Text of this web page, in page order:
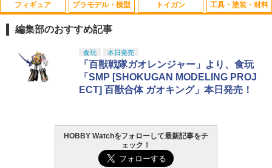
1
新品未開封 バンダイ(BANDAI) ONE PI
ECEカードゲーム 王族の血統【OP-10】
(BOX)24パック入り
￥15,480
ション Vol.1(BOX) (塗装済み完成品フィ
ギュア)
￥16,000
1
Carbon8 集光サイト HELLCAT4.3/M45
シリーズ 交換用パーツ [ グリーン ] カー
ボネイト ヘルキャット フロントサイト
サイト 光捕集サイト 光受容サイト 集光
ファイバー
￥2,700
Keymod ポリマーレールセット 6Pcs◆
BK キーモッド ポリマー樹脂製 20mmレ
ール 増設 拡張 3/5/7/9/11/13スロットセ
ット アクセサリの装着に
1
電源供給ケーブル DC-XT60 DC端子(外
径5.5mm 内径2.1mm)メス端子 XT60 メ
ス端子 最大対応電力 24V 10A 全長 : 約1
￥448
￥605
フィギュア
1
タカラトミー(TAKARA TOMY) T-SPAR
K トランスフォーマー ニューレジェンズ
NL-07 サウンドウェーブ 可動フィギュア
￥4,440
TAMASHII NATIONS オリジン・オブ・
バルキリー 超時空要塞マクロス VF-1J
バルキリー45th Anniv. 約225mm ABS&
プラモデル・模型
1
タカラトミー(TAKARA TOMY) T-SPAR
K REALIZE MODEL リアライズモデル Z
OIDS ゾイド RMZ-025 ライガーゼロフ
ァルコン (ZBF) 色分け済み プラキット
Blokees スター ウォーズ マンダロリア
ン&グローグー CC05 ディン ジャリン&
トイガン
1
東京マルイ(TOKYO MARUI) No.25 コル
ト ガバメント HG 18歳以上エアーHOP
ハンドガン
￥3,384
東京マルイ (TOKYO MARUI) ガスブロー
バックマシンガン No.14 20式 5.56mm
小銃 18歳以上 ガスブローバック
工具・塗装・材料
1
LOCTITE(ロックタイト) シールはがし
プレミアム 220ml
￥1,013
GSIクレオス Mr.トップコート 水性プレ
ミアムトップコートスプレー 光沢 88ml
ホビー用仕上材 B601
編集部のおすすめ記事
食玩 本日発売
「百獣戦隊ガオレンジャー」より、食玩
「SMP [SHOKUGAN MODELING PROJ
ECT] 百獣合体 ガオキング」本日発売！
HOBBY Watchをフォローして最新記事をチ
ェック！